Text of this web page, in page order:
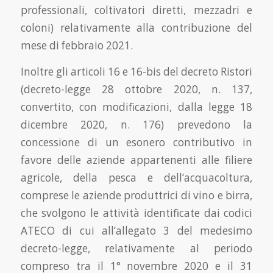
professionali, coltivatori diretti, mezzadri e
coloni) relativamente alla contribuzione del
mese di febbraio 2021.
Inoltre gli articoli 16 e 16-bis del decreto Ristori
(decreto-legge 28 ottobre 2020, n. 137,
convertito, con modificazioni, dalla legge 18
dicembre 2020, n. 176) prevedono la
concessione di un esonero contributivo in
favore delle aziende appartenenti alle filiere
agricole, della pesca e dell’acquacoltura,
comprese le aziende produttrici di vino e birra,
che svolgono le attività identificate dai codici
ATECO di cui all’allegato 3 del medesimo
decreto-legge, relativamente al periodo
compreso tra il 1° novembre 2020 e il 31